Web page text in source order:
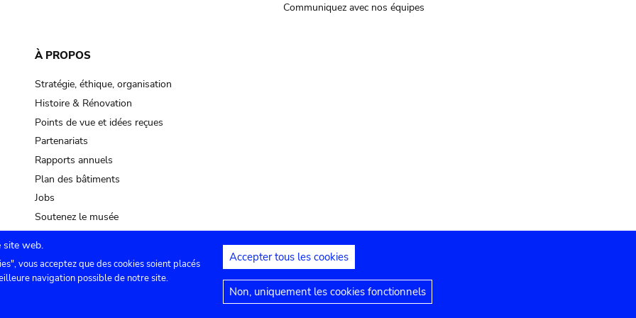
Communiquez avec nos équipes
À PROPOS
Stratégie, éthique, organisation
Histoire & Rénovation
Points de vue et idées reçues
Partenariats
Rapports annuels
Plan des bâtiments
Jobs
Soutenez le musée
Contact Paramètres de confidentialité Mentions juridiques Déclaration d'accessibilité
site web.
vous acceptez que des cookies soient placés
navigation possible de notre site.
Accepter tous les cookies
Non, uniquement les cookies fonctionnels